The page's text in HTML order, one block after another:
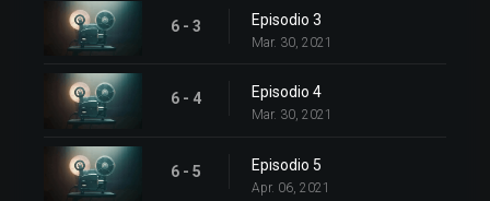
6 - 3 Episodio 3
Mar. 30, 2021
6 - 4 Episodio 4
Mar. 30, 2021
6 - 5 Episodio 5
Apr. 06, 2021